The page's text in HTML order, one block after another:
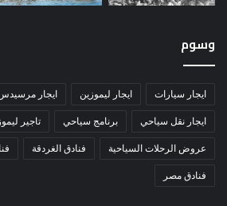
وسوم
ايجار سيارات ايجار ليموزين ايجار
ايجار نقل سياحي برنامج سياحي تاجير
عروض الرحلات السياحية فنادق الغردقة
فنادق مصر